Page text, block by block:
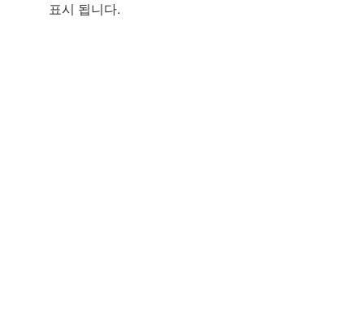
표시 됩니다.